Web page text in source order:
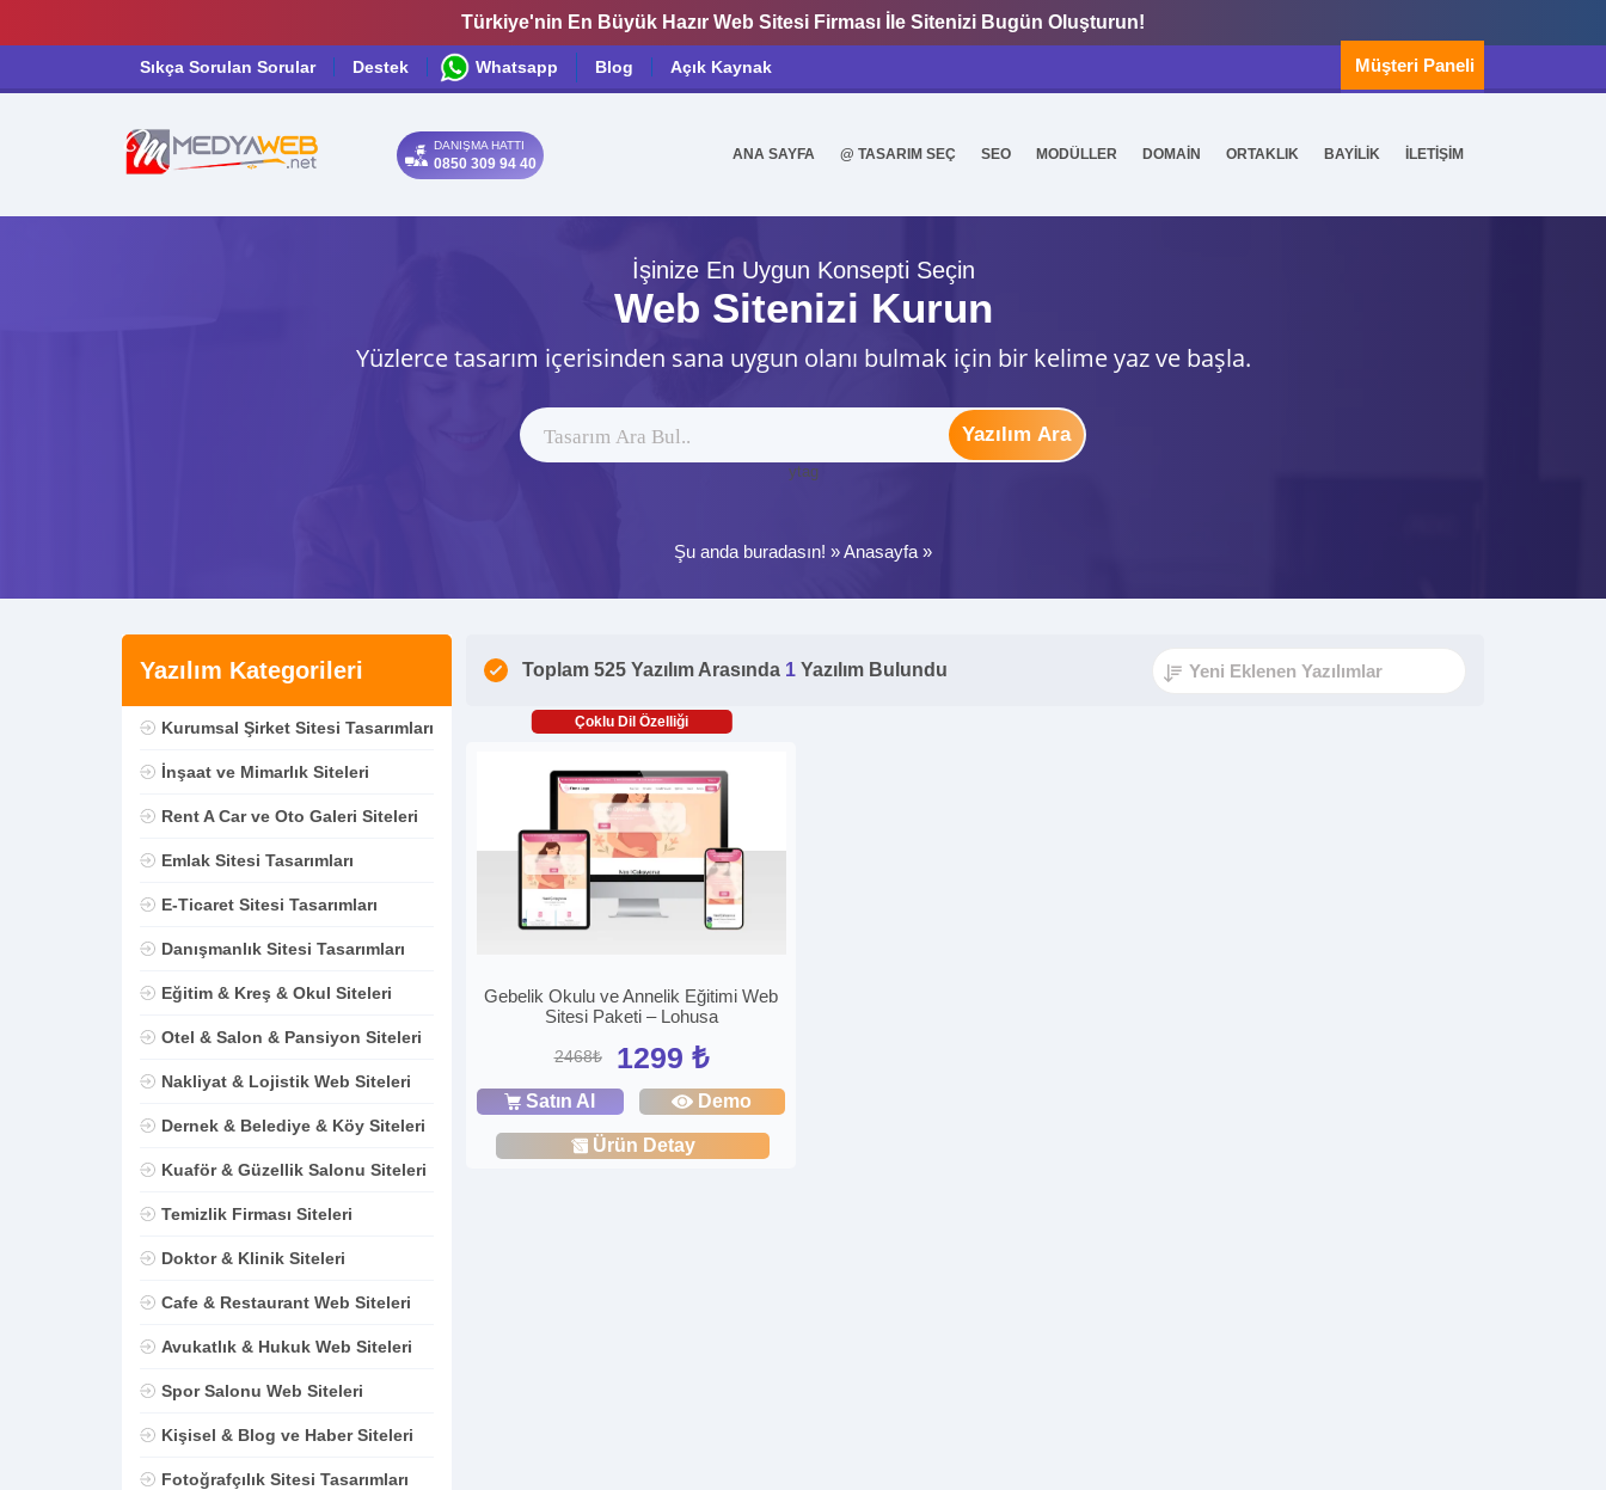
Türkiye'nin En Büyük Hazır Web Sitesi Firması İle Sitenizi Bugün Oluşturun!
Sıkça Sorulan Sorular Destek Whatsapp Blog Açık Kaynak Müşteri Paneli
DANIŞMA HATTI
0850 309 94 40
ANA SAYFA @ TASARIM SEÇ SEO MODÜLLER DOMAİN ORTAKLIK BAYİLİK İLETİŞİM
İşinize En Uygun Konsepti Seçin
Web Sitenizi Kurun
Yüzlerce tasarım içerisinden sana uygun olanı bulmak için bir kelime yaz ve başla.
Yazılım Ara
ytag
Şu anda buradasın! »Anasayfa »
Yazılım Kategorileri
Kurumsal Şirket Sitesi Tasarımları
İnşaat ve Mimarlık Siteleri
Rent A Car ve Oto Galeri Siteleri
Emlak Sitesi Tasarımları
E-Ticaret Sitesi Tasarımları
Danışmanlık Sitesi Tasarımları
Eğitim & Kreş & Okul Siteleri
Otel & Salon & Pansiyon Siteleri
Nakliyat & Lojistik Web Siteleri
Dernek & Belediye & Köy Siteleri
Kuaför & Güzellik Salonu Siteleri
Temizlik Firması Siteleri
Doktor & Klinik Siteleri
Cafe & Restaurant Web Siteleri
Avukatlık & Hukuk Web Siteleri
Spor Salonu Web Siteleri
Kişisel & Blog ve Haber Siteleri
Fotoğrafçılık Sitesi Tasarımları
Toplam 525 Yazılım Arasında 1 Yazılım Bulundu
Çoklu Dil Özelliği
Gebelik Okulu ve Annelik Eğitimi Web
Sitesi Paketi – Lohusa
2468₺ 1299 ₺
Satın Al Demo
Ürün Detay